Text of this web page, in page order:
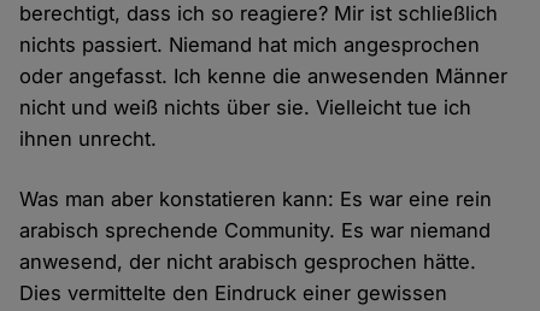
berechtigt, dass ich so reagiere? Mir ist schließlich
nichts passiert. Niemand hat mich angesprochen
oder angefasst. Ich kenne die anwesenden Männer
nicht und weiß nichts über sie. Vielleicht tue ich
ihnen unrecht.
Was man aber konstatieren kann: Es war eine rein
arabisch sprechende Community. Es war niemand
anwesend, der nicht arabisch gesprochen hätte.
Dies vermittelte den Eindruck einer gewissen